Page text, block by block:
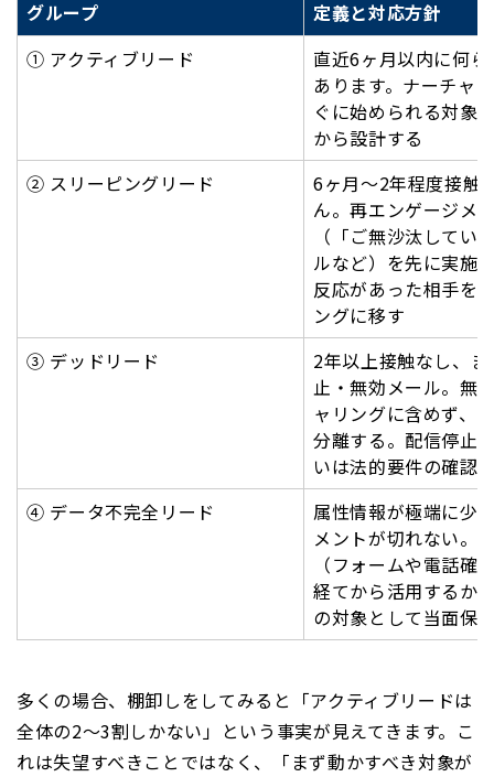
グループ
定義と対応方針
① アクティブリード
直近6ヶ月以内に何
あります。ナーチャ
ぐに始められる対象
から設計する
② スリーピングリード
6ヶ月〜2年程度接触
ん。再エンゲージメ
（「ご無沙汰してい
ルなど）を先に実施
反応があった相手を
ングに移す
③ デッドリード
2年以上接触なし、
止・無効メール。無
ャリングに含めず、
分離する。配信停止
いは法的要件の確認
④ データ不完全リード
属性情報が極端に少
メントが切れない。
（フォームや電話確
経てから活用するか
の対象として当面保
多くの場合、棚卸しをしてみると「アクティブリードは
全体の2〜3割しかない」という事実が見えてきます。こ
れは失望すべきことではなく、「まず動かすべき対象が